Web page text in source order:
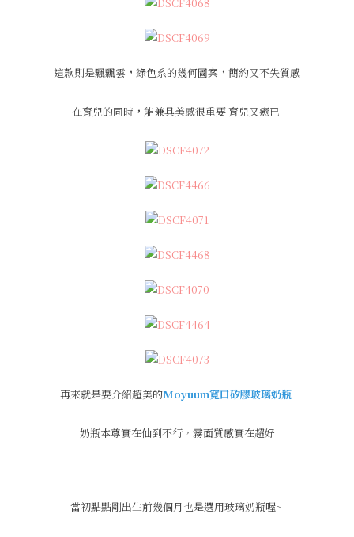
這款則是飄飄雲 ， 綠色系的幾何圖案 ， 簡約又不失質感
在育兒的同時 ， 能兼具美感很重要 育兒又癒已
再來就是要介紹超美的Moyuum寬口矽膠玻璃奶瓶
奶瓶本尊實在仙到不行，霧面質感實在超好
當初點點剛出生前幾個月也是選用玻璃奶瓶喔~